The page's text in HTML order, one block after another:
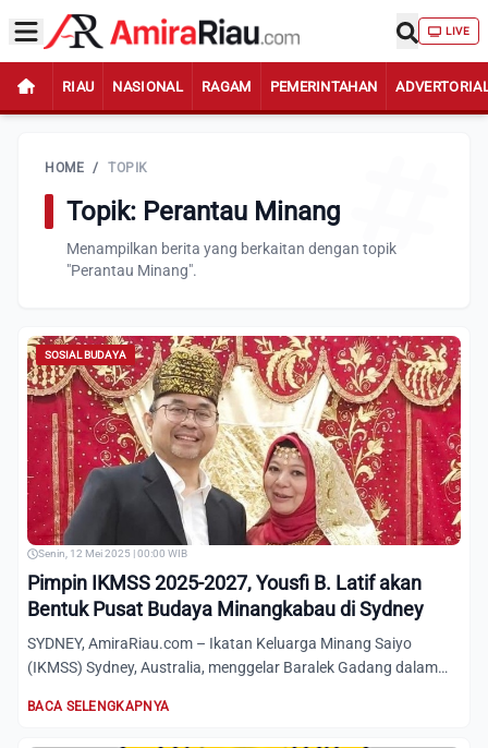
LIVE
RIAU NASIONAL RAGAM PEMERINTAHAN
HOME / TOPIK
Topik: Perantau Minang
Menampilkan berita yang berkaitan dengan topik
"Perantau Minang".
SOSIAL BUDAYA
Senin, 12 Mei 2025 | 00:00 WIB
Pimpin IKMSS 2025-2027, Yousfi B. Latif akan
Bentuk Pusat Budaya Minangkabau di Sydney
SYDNEY, AmiraRiau.com – Ikatan Keluarga Minang Saiyo
(IKMSS) Sydney, Australia, menggelar Baralek Gadang dalam
BACA SELENGKAPNYA